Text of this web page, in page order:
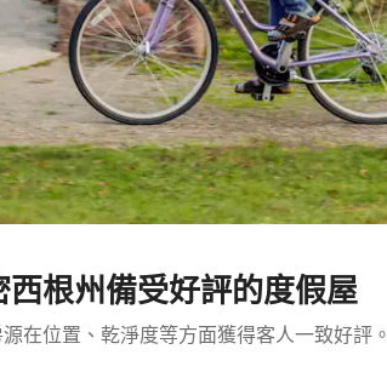
西根州備受好評的度假屋
在位置、乾淨度等方面獲得客人一致好評。